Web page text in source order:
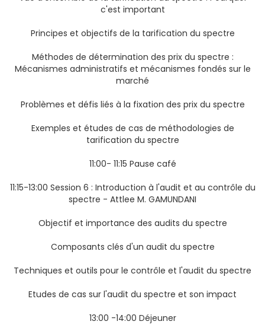
c'est important
Principes et objectifs de la tarification du spectre
Méthodes de détermination des prix du spectre :
Mécanismes administratifs et mécanismes fondés sur le
marché
Problèmes et défis liés à la fixation des prix du spectre
Exemples et études de cas de méthodologies de
tarification du spectre
11:00- 11:15 Pause café
11:15-13:00 Session 6 : Introduction à l'audit et au contrôle du
spectre - Attlee M. GAMUNDANI
Objectif et importance des audits du spectre
Composants clés d'un audit du spectre
Techniques et outils pour le contrôle et l'audit du spectre
Etudes de cas sur l'audit du spectre et son impact
13:00 -14:00 Déjeuner